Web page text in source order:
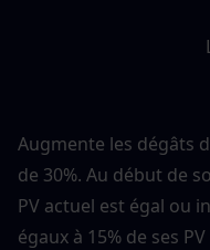
Augmente les dégâts
de 30%. Au début de
PV actuel est égal ou
égaux à 15% de ses